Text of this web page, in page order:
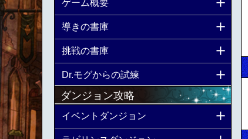
ゲーム概要
導きの書庫
挑戦の書庫
Dr.モグからの試練
ダンジョン攻略
イベントダンジョン